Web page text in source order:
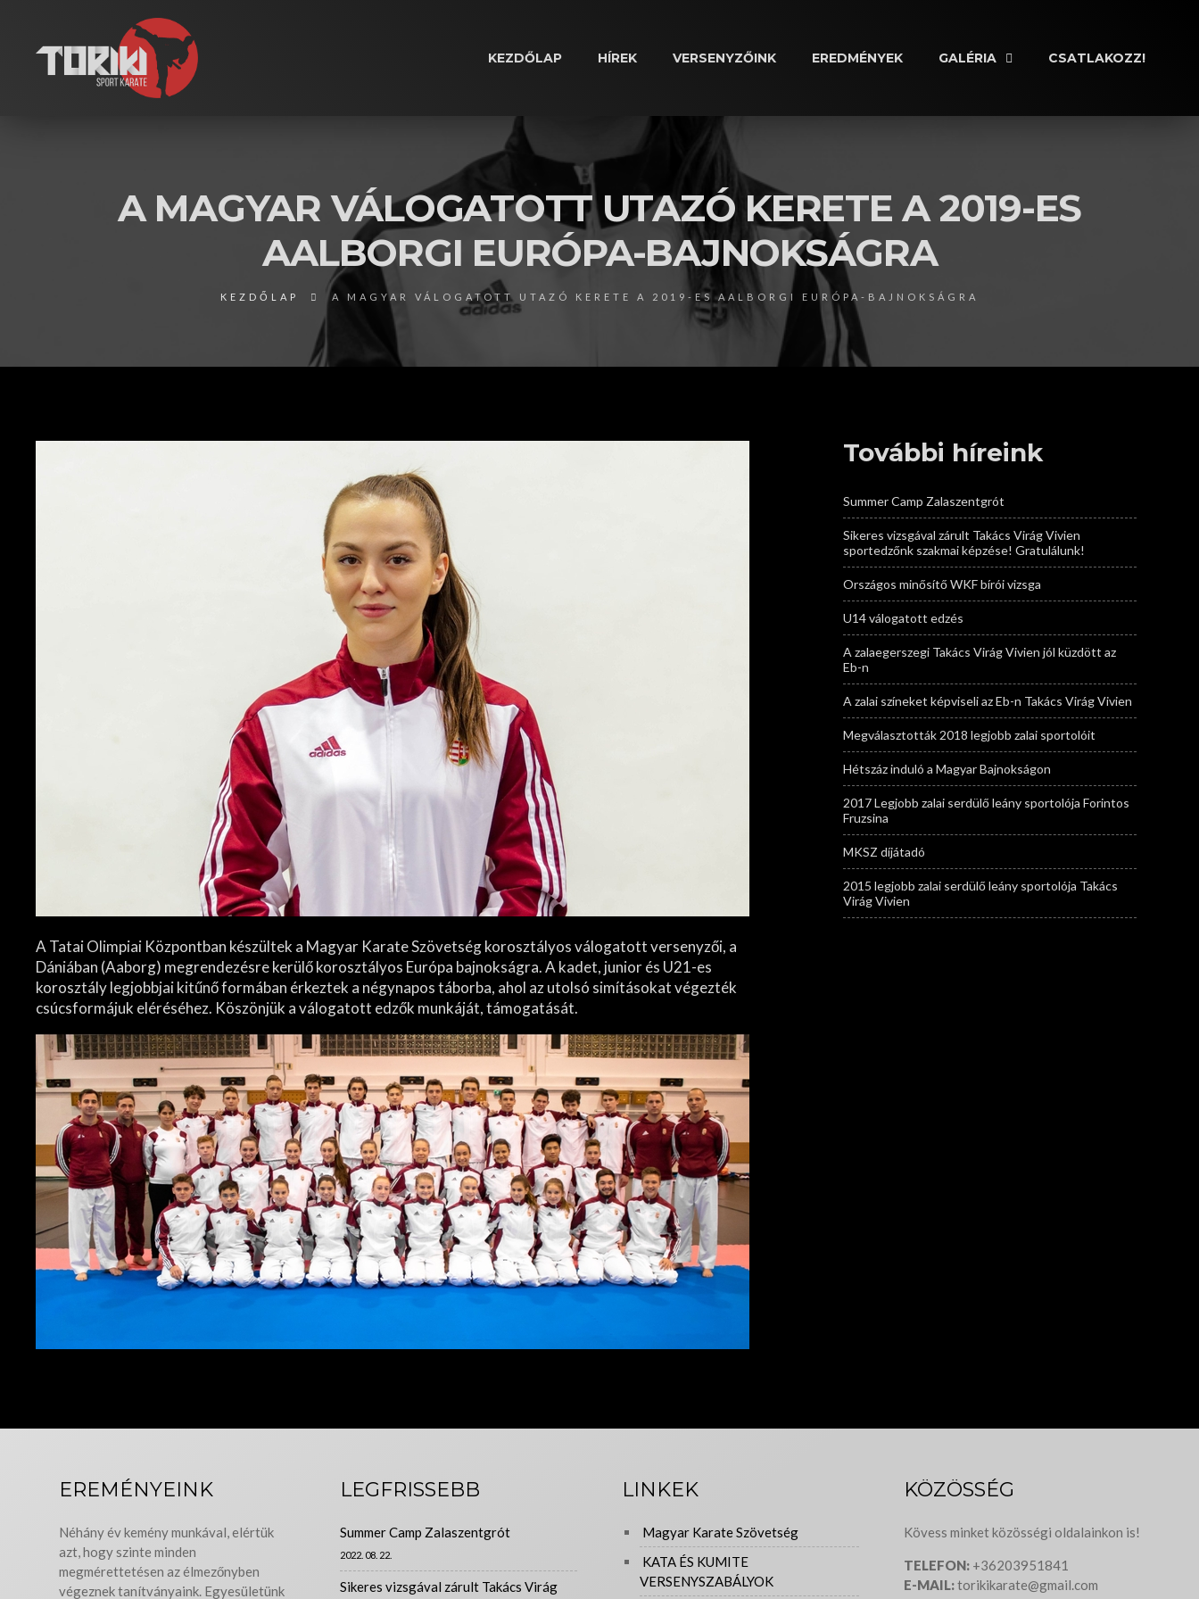
KEZDŐLAP HÍREK VERSENYZŐINK EREDMÉNYEK GALÉRIA CSATLAKOZZ!
A MAGYAR VÁLOGATOTT UTAZÓ KERETE A 2019-ES
AALBORGI EURÓPA-BAJNOKSÁGRA
KEZDŐLAP A MAGYAR VÁLOGATOTT UTAZÓ KERETE A 2019-ES AALBORGI EURÓPA-BAJNOKSÁGRA
A Tatai Olimpiai Központban készültek a Magyar Karate Szövetség korosztályos válogatott versenyzői, a
Dániában (Aaborg) megrendezésre kerülő korosztályos Európa bajnokságra. A kadet, junior és U21-es
korosztály legjobbjai kitűnő formában érkeztek a négynapos táborba, ahol az utolsó simításokat végezték
csúcsformájuk eléréséhez. Köszönjük a válogatott edzők munkáját, támogatását.
További híreink
Summer Camp Zalaszentgrót
Sikeres vizsgával zárult Takács Virág Vivien
sportedzőnk szakmai képzése! Gratulálunk!
Országos minősítő WKF bírói vizsga
U14 válogatott edzés
A zalaegerszegi Takács Virág Vivien jól küzdött az
Eb-n
A zalai színeket képviseli az Eb-n Takács Virág Vivien
Megválasztották 2018 legjobb zalai sportolóit
Hétszáz induló a Magyar Bajnokságon
2017 Legjobb zalai serdülő leány sportolója Forintos
Fruzsina
MKSZ díjátadó
2015 legjobb zalai serdülő leány sportolója Takács
Virág Vivien
EREMÉNYEINK
Néhány év kemény munkával, elértük
azt, hogy szinte minden
megmérettetésen az élmezőnyben
végeznek tanítványaink. Egyesületünk
LEGFRISSEBB
Summer Camp Zalaszentgrót
2022. 08. 22.
Sikeres vizsgával zárult Takács Virág
LINKEK
Magyar Karate Szövetség
KATA ÉS KUMITE
VERSENYSZABÁLYOK
KÖZÖSSÉG
Kövess minket közösségi oldalainkon is!
TELEFON: +36203951841
E-MAIL:torikikarate@gmail.com